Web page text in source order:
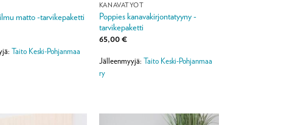
matto -tarvikepaketti
Taito Keski-Pohjanmaa
KANAVATYÖT
Poppies kanavakirjontatyyny -
tarvikepaketti
65,00€
Jälleenmyyjä: Taito Keski-Pohjanmaa
ry